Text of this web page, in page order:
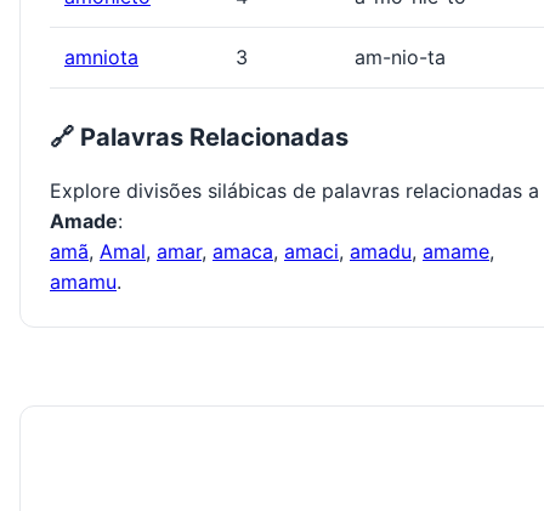
amniota 3 am-nio-ta
🔗 Palavras Relacionadas
Explore divisões silábicas de palavras relacionadas a
Amade:
amã, Amal, amar, amaca, amaci, amadu, amame,
amamu.